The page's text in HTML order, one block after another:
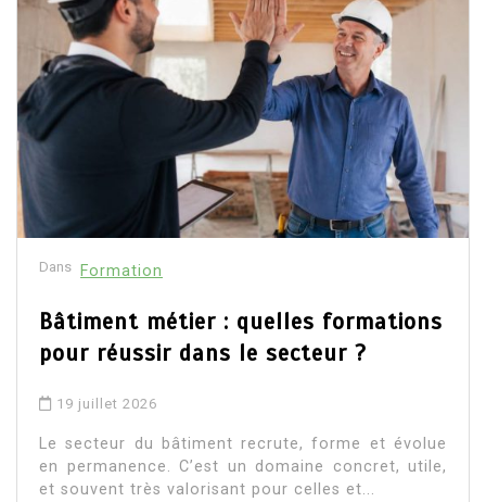
Dans Formation
Bâtiment métier : quelles formations
pour réussir dans le secteur ?
19 juillet 2026
Le secteur du bâtiment recrute, forme et évolue
en permanence. C’est un domaine concret, utile,
et souvent très valorisant pour celles et...